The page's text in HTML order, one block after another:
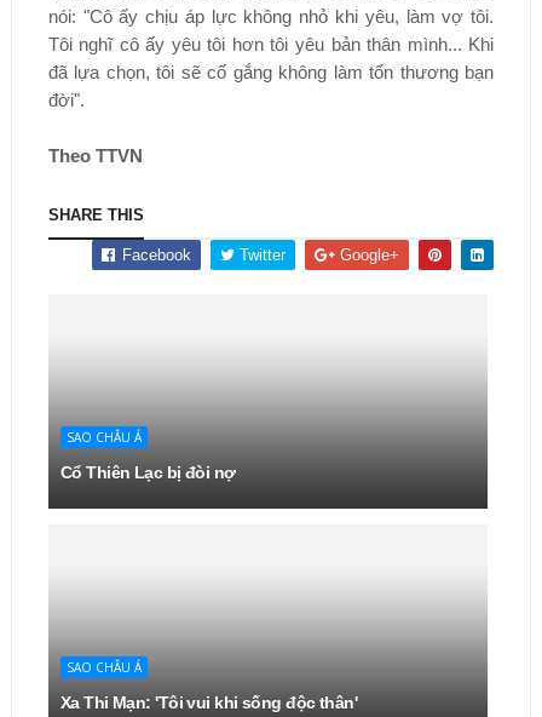
nói: "Cô ấy chịu áp lực không nhỏ khi yêu, làm vợ tôi.
Tôi nghĩ cô ấy yêu tôi hơn tôi yêu bản thân mình... Khi
đã lựa chọn, tôi sẽ cố gắng không làm tổn thương bạn
đời".
Theo TTVN
SHARE THIS
Facebook Twitter Google+
SAO CHÂU Á
Cổ Thiên Lạc bị đòi nợ
SAO CHÂU Á
Xa Thi Mạn: 'Tôi vui khi sống độc thân'